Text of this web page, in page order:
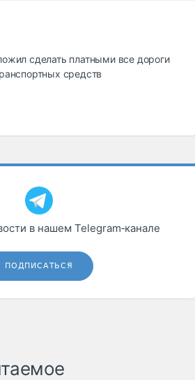
грузы
Коммерческий
транспорт
Автосервис,
запчасти, шины
Дзен
сделать платными все дороги
средств
в нашем Telegram‑канале
ПОДПИСАТЬСЯ